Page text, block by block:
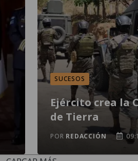
SUCESOS
Ejército crea la
de Tierra
POR REDACCIÓN